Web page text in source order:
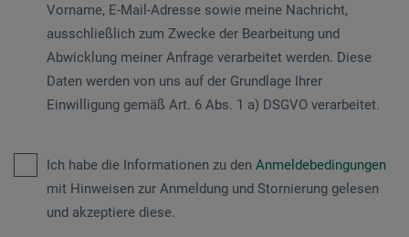
Vorname, E-Mail-Adresse sowie meine Nachricht,
ausschließlich zum Zwecke der Bearbeitung und
Abwicklung meiner Anfrage verarbeitet werden. Diese
Daten werden von uns auf der Grundlage Ihrer
Einwilligung gemäß Art. 6 Abs. 1 a) DSGVO verarbeitet.
Ich habe die Informationen zu den Anmeldebedingungen
mit Hinweisen zur Anmeldung und Stornierung gelesen
und akzeptiere diese.